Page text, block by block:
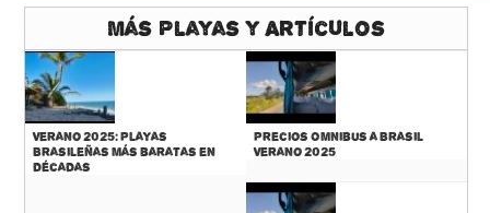
Más Playas y Artículos
Verano 2025: Playas
Brasileñas más baratas en
décadas
Precios Omnibus a Brasil
Verano 2025